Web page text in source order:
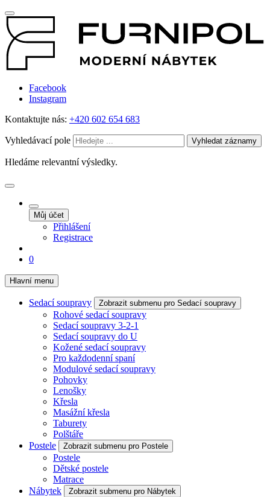
Facebook
Instagram
Kontaktujte nás: +420 602 654 683
Vyhledávací pole Vyhledat záznamy
Hledáme relevantní výsledky.
Můj účet
Přihlášení
Registrace
0
Hlavní menu
Sedací soupravy Zobrazit submenu pro Sedací soupravy
Rohové sedací soupravy
Sedací soupravy 3-2-1
Sedací soupravy do U
Kožené sedací soupravy
Pro každodenní spaní
Modulové sedací soupravy
Pohovky
Lenošky
Křesla
Masážní křesla
Taburety
Polštáře
Postele
Zobrazit submenu pro Postele
Postele
Dětské postele
Matrace
Nábytek
Zobrazit submenu pro Nábytek